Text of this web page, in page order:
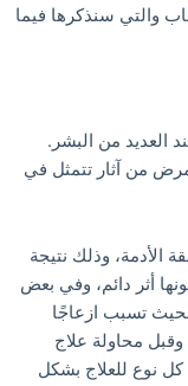
والتي سنذكرها فيما
العديد من البشر.
من آثار تتمثل في
الأدمة، وذلك نتيجة
أثر دائم، وفي بعض
تسبب ازعاجًا
محاولة علاج
نوع للعلاج بشكل